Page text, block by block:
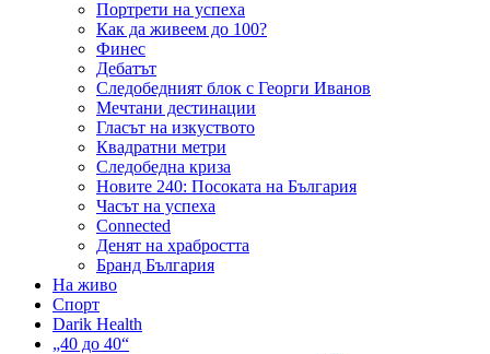
Портрети на успеха
Как да живеем до 100?
Финес
Дебатът
Следобедният блок с Георги Иванов
Мечтани дестинации
Гласът на изкуството
Квадратни метри
Следобедна криза
Новите 240: Посоката на България
Часът на успеха
Connected
Денят на храбростта
Бранд България
На живо
Спорт
Darik Health
„40 до 40“